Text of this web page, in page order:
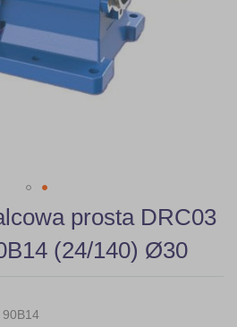
prosta DRC03
(24/140) Ø30